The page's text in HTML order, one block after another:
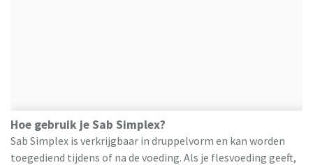
Hoe gebruik je Sab Simplex?
Sab Simplex is verkrijgbaar in druppelvorm en kan worden
toegediend tijdens of na de voeding. Als je flesvoeding geeft,